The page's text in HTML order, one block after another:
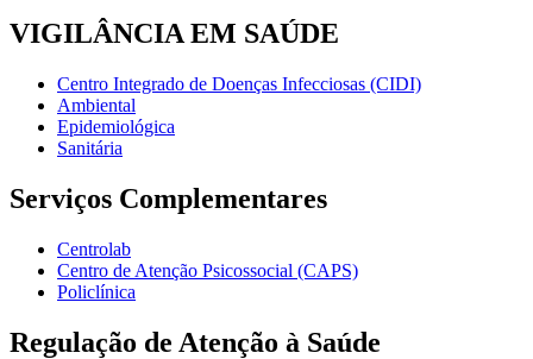
VIGILÂNCIA EM SAÚDE
Centro Integrado de Doenças Infecciosas (CIDI)
Ambiental
Epidemiológica
Sanitária
Serviços Complementares
Centrolab
Centro de Atenção Psicossocial (CAPS)
Policlínica
Regulação de Atenção à Saúde